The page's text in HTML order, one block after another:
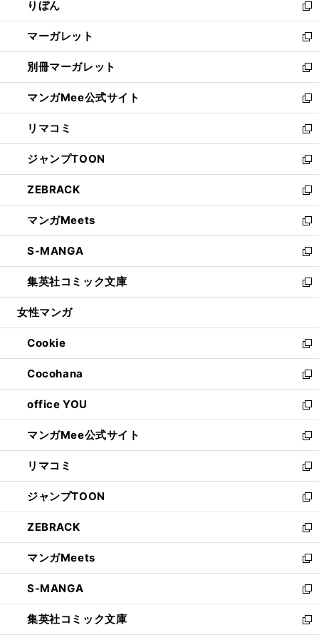
く
で
開
く
ド
ウ
で
開
く
ィ
ン
ド
ウ
で
開
く
りぼん
新
し
い
ウ
ィ
ン
ド
ウ
で
開
く
マーガレット
新
し
い
ウ
ィ
ン
ド
ウ
で
開
く
別冊マーガレット
新
し
い
ウ
ィ
ン
ド
ウ
で
開
く
マンガMee公式サイト
新
し
い
ウ
ィ
ン
ド
ウ
で
開
く
リマコミ
新
し
い
ウ
ィ
ン
ド
ウ
で
開
く
ジャンプTOON
新
し
い
ウ
ィ
ン
ド
ウ
で
開
ZEBRACK
新
し
い
ウ
ィ
ン
ド
ウ
開
く
マンガMeets
新
し
い
ウ
ィ
ン
ウ
で
開
く
S-MANGA
新
し
い
ウ
ン
ド
ウ
で
開
く
集英社コミック文庫
新
し
ウ
ィ
ン
ド
ウ
で
開
く
女性マンガ
Cookie
新
し
い
ウ
ィ
ン
ド
ウ
で
開
く
Cocohana
新
し
い
ウ
ィ
ン
ド
ウ
で
開
く
office YOU
新
し
い
ウ
ィ
ン
ド
ウ
で
開
く
マンガMee公式サイト
新
し
い
ウ
ィ
ン
ド
ウ
で
開
く
リマコミ
新
し
い
ウ
ィ
ン
ド
ウ
で
開
く
ジャンプTOON
新
し
い
ウ
ィ
ン
ド
ウ
で
開
ZEBRACK
新
し
い
ウ
ィ
ン
ド
ウ
マンガMeets
新
し
い
ウ
ィ
ン
S-MANGA
新
し
い
ウ
集英社コミック文庫
新
し